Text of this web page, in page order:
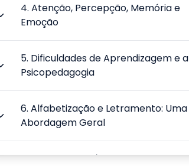
4.Atenção, Percepção, Memória e
Emoção
5. Dificuldades de Aprendizagem e a
Psicopedagogia
6.Alfabetização e Letramento: Uma
Abordagem Geral
7.Aquisição da Língua Escrita na